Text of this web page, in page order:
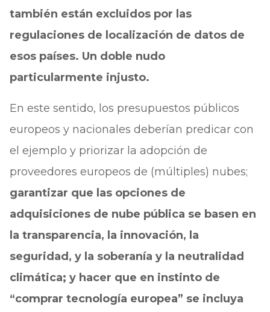
también están excluidos por las
regulaciones de localización de datos de
esos países. Un doble nudo
particularmente injusto.
En este sentido, los presupuestos públicos
europeos y nacionales deberían predicar con
el ejemplo y priorizar la adopción de
proveedores europeos de (múltiples) nubes;
garantizar que las opciones de
adquisiciones de nube pública se basen en
la transparencia, la innovación, la
seguridad, y la soberanía y la neutralidad
climática; y hacer que en instinto de
“comprar tecnología europea” se incluya